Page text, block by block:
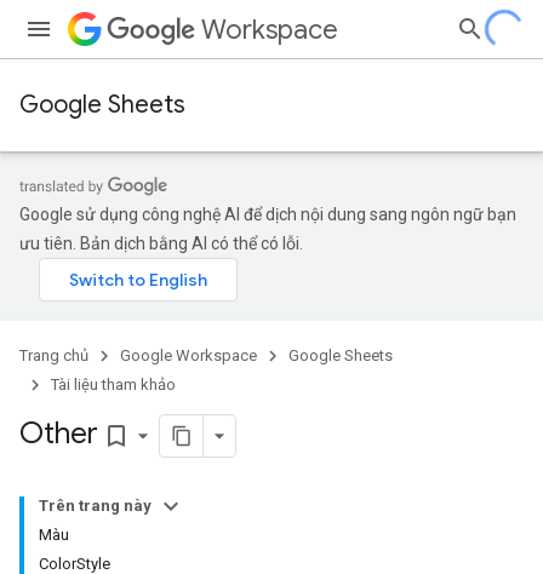
Workspace
Google Sheets
Google sử dụng công nghệ AI để dịch nội dung sang ngôn ngữ bạn
ưu tiên. Bản dịch bằng AI có thể có lỗi.
Trang chủ Google Workspace
Google Sheets
Tài liệu tham khảo
Other bookmark_border
Trên trang này
Màu
ColorStyle